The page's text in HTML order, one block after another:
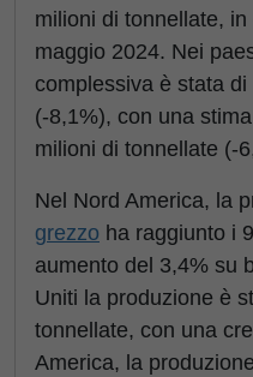
milioni di tonnellate,
maggio 2024. Nei
complessiva è stata
(-8,1%), con una
milioni di tonnellate (-
Nel Nord America, la
grezzo ha raggiunto i
aumento del 3,4% su
Uniti la produzione è
tonnellate, con una
America, la